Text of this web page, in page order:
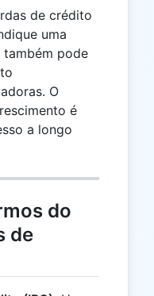
de crédito
uma
também pode
O
é
a longo
do
de